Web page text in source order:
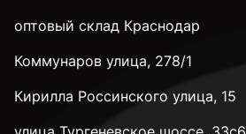
оптовый склад Краснодар
Коммунаров улица, 278/1
Кирилла Россинского улица, 15